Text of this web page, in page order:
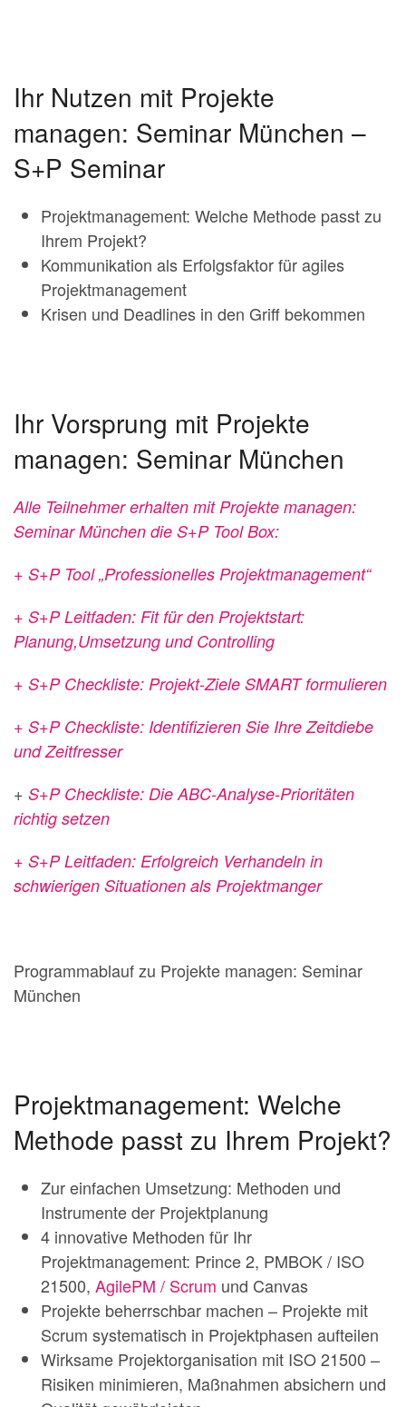
Ihr Nutzen mit Projekte
managen: Seminar München –
S+P Seminar
Projektmanagement: Welche Methode passt zu
Ihrem Projekt?
Kommunikation als Erfolgsfaktor für agiles
Projektmanagement
Krisen und Deadlines in den Griff bekommen
Ihr Vorsprung mit Projekte
managen: Seminar München
Alle Teilnehmer erhalten mit Projekte managen:
Seminar München die S+P Tool Box:
+ S+P Tool „Professionelles Projektmanagement“
+ S+P Leitfaden: Fit für den Projektstart:
Planung,Umsetzung und Controlling
+ S+P Checkliste: Projekt-Ziele SMART formulieren
+ S+P Checkliste: Identifizieren Sie Ihre Zeitdiebe
und Zeitfresser
+ S+P Checkliste: Die ABC-Analyse-Prioritäten
richtig setzen
+ S+P Leitfaden: Erfolgreich Verhandeln in
schwierigen Situationen als Projektmanger
Programmablauf zu Projekte managen: Seminar
München
Projektmanagement: Welche
Methode passt zu Ihrem Projekt?
Zur einfachen Umsetzung: Methoden und
Instrumente der Projektplanung
4 innovative Methoden für Ihr
Projektmanagement: Prince 2, PMBOK / ISO
21500, AgilePM / Scrum und Canvas
Projekte beherrschbar machen – Projekte mit
Scrum systematisch in Projektphasen aufteilen
Wirksame Projektorganisation mit ISO 21500 –
Risiken minimieren, Maßnahmen absichern und